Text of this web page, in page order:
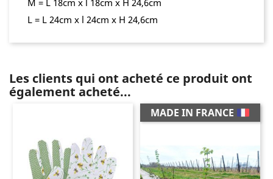
M = L 18cm x l 18cm x H 24,6cm
L = L 24cm x l 24cm x H 24,6cm
Les clients qui ont acheté ce produit ont
également acheté...
MADE IN FRANCE